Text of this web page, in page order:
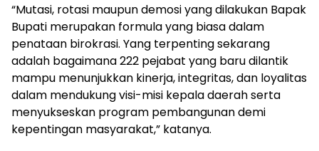
“Mutasi, rotasi maupun demosi yang dilakukan Bapak
Bupati merupakan formula yang biasa dalam
penataan birokrasi. Yang terpenting sekarang
adalah bagaimana 222 pejabat yang baru dilantik
mampu menunjukkan kinerja, integritas, dan loyalitas
dalam mendukung visi-misi kepala daerah serta
menyukseskan program pembangunan demi
kepentingan masyarakat,” katanya.